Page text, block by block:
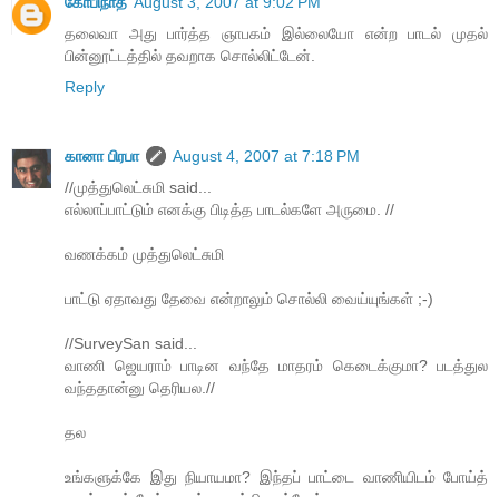
தலைவா அது பார்த்த ஞாபகம் இல்லையோ என்ற பாடல் முதல்
பின்னூட்டத்தில் தவறாக சொல்லிட்டேன்.
Reply
கானா பிரபா
August 4, 2007 at 7:18 PM
//முத்துலெட்சுமி said...
எல்லாப்பாட்டும் எனக்கு பிடித்த பாடல்களே அருமை. //
வணக்கம் முத்துலெட்சுமி
பாட்டு ஏதாவது தேவை என்றாலும் சொல்லி வைய்யுங்கள் ;-)
//SurveySan said...
வாணி ஜெயராம் பாடின வந்தே மாதரம் கெடைக்குமா? படத்துல
வந்ததான்னு தெரியல.//
தல
உங்களுக்கே இது நியாயமா? இந்தப் பாட்டை வாணியிடம் போய்த்